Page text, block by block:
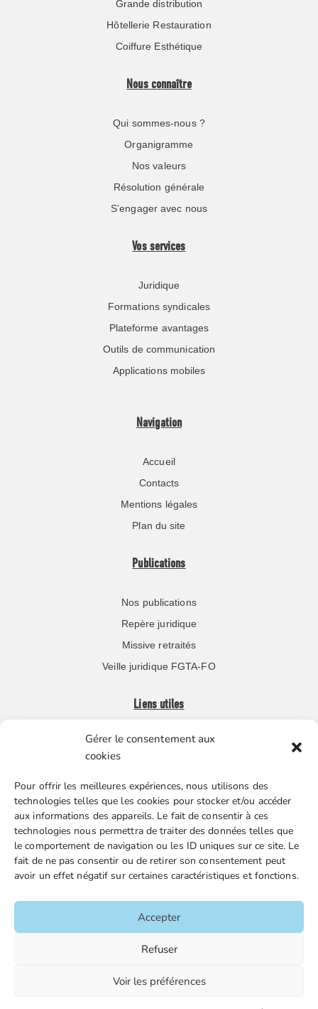
Gérer le consentement aux
cookies
Pour offrir les meilleures expériences, nous utilisons des
technologies telles que les cookies pour stocker et/ou accéder
aux informations des appareils. Le fait de consentir à ces
technologies nous permettra de traiter des données telles que
le comportement de navigation ou les ID uniques sur ce site. Le
fait de ne pas consentir ou de retirer son consentement peut
avoir un effet négatif sur certaines caractéristiques et fonctions.
Accepter
Refuser
Voir les préférences
Grande distribution
Hôtellerie Restauration
Coiffure Esthétique
Nous connaître
Qui sommes-nous ?
Organigramme
Nos valeurs
Résolution générale
S’engager avec nous
Vos services
Juridique
Formations syndicales
Plateforme avantages
Outils de communication
Applications mobiles
Navigation
Accueil
Contacts
Mentions légales
Plan du site
Publications
Nos publications
Repère juridique
Missive retraités
Veille juridique FGTA-FO
Liens utiles
Boutique en ligne
Nos partenaires
Gestion des cookies
FGTA-FO / 15 avenue Victor Hugo – 92170 Vanves / 01 86
Accueil
Contacts
Mentions légales